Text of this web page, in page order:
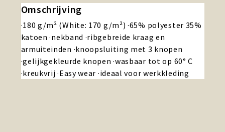
Omschrijving
·180 g/m² (White: 170 g/m²) ·65% polyester 35%
katoen ·nekband ·ribgebreide kraag en
armuiteinden ·knoopsluiting met 3 knopen
·gelijkgekleurde knopen ·wasbaar tot op 60° C
·kreukvrij ·Easy wear ·ideaal voor werkkleding